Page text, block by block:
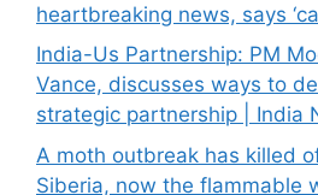
heartbreaking news, says
India-Us Partnership: PM
Vance, discusses ways to
strategic partnership | India
A moth outbreak has killed
Siberia, now the flammable